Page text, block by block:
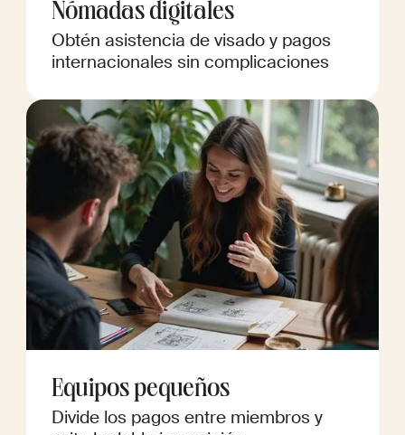
Nómadas digitales
Obtén asistencia de visado y pagos
internacionales sin complicaciones
Equipos pequeños
Divide los pagos entre miembros y